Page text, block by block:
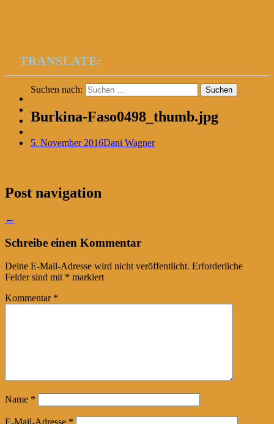
TRANSLATE:
Suchen nach:
Burkina-Faso0498_thumb.jpg
5. November 2016Dani Wagner
Post navigation
←
Schreibe einen Kommentar
Deine E-Mail-Adresse wird nicht veröffentlicht. Erforderliche
Felder sind mit * markiert
Kommentar *
Name *